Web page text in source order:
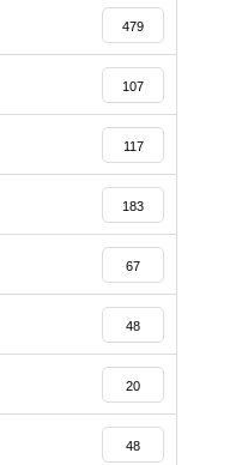
479
107
117
183
67
48
20
48